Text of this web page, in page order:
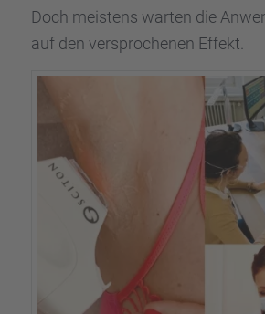
Doch meistens warten die
auf den verspro­che­nen Effekt.